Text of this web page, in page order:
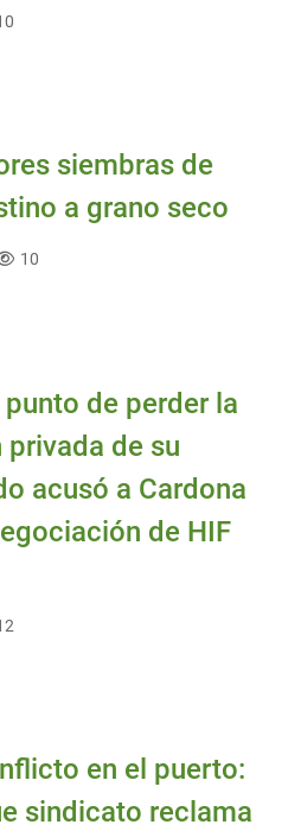
siembras de
a grano seco
10
de perder la
de su
acusó a Cardona
de HIF
en el puerto:
sindicato reclama